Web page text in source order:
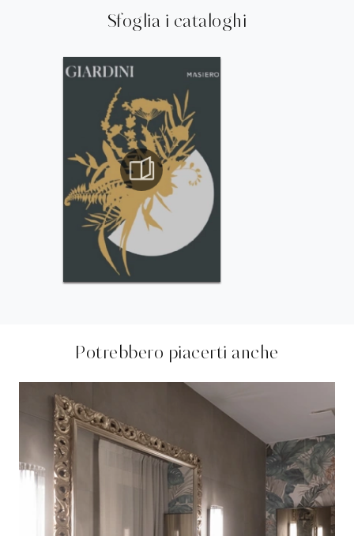
Sfoglia i cataloghi
Potrebbero piacerti anche